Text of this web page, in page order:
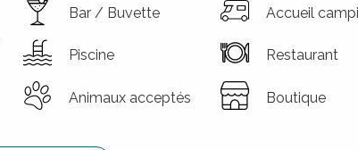
Bar / Buvette
Accueil
Piscine Restaurant
Animaux acceptés Boutique